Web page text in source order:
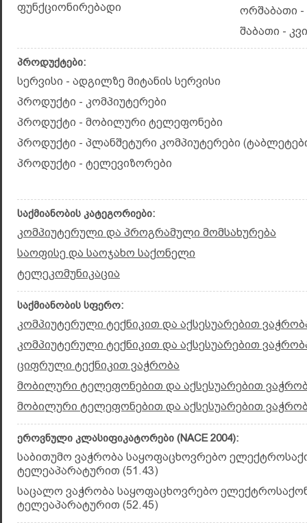
ფუნქციონირებადი
ორშაბათი -
შაბათი -
პროდუქტები:
სერვისი - ადგილზე მიტანის სერვისი
პროდუქტი - კომპიუტერები
პროდუქტი - მობილური ტელეფონები
პროდუქტი - პლანშეტური კომპიუტერები
პროდუქტი - ტელევიზორები
საქმიანობის კატეგორიები:
კომპიუტერული და პროგრამული მომსახურება
საოფისე და საოჯახო საქონელი
ტელეკომუნიკაცია
საქმიანობის სფერო:
კომპიუტერული ტექნიკით და აქსესუარებით
კომპიუტერული ტექნიკით და აქსესუარებით
ციფრული ტექნიკით ვაჭრობა
მობილური ტელეფონებით და აქსესუარებით
მობილური ტელეფონებით და აქსესუარებით
ეროვნული კლასიფიკატორები (NACE 2004):
საბითუმო ვაჭრობა საყოფაცხოვრებო
ტელეაპარატურით (51.43)
საცალო ვაჭრობა საყოფაცხოვრებო
ტელეაპარატურით (52.45)